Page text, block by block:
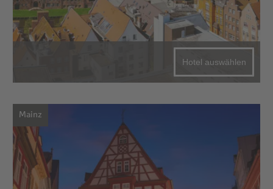
Hotel auswählen
Mainz